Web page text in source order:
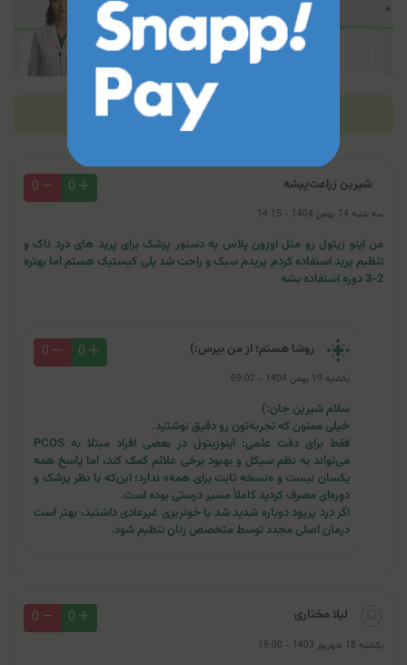
بازخوردها (6)
شیرین زراعت‌پیشه 0
0
سه شنبه 14 بهمن 1404 - 14:15
من اینو زیتول رو مثل اوزون پلاس به دستور پزشک برای پرید های درد ناک و
تنظیم پرید استفاده کردم پریدم سبک و راحت شد پلی کیستیک هستم اما بهتره
2-3 دوره استفاده بشه
روشا هستم؛ از من بپرس:) 0
0
یکشنبه 19 بهمن 1404 - 09:02
سلام شیرین جان:)
خیلی ممنون که تجربه‌تون رو دقیق نوشتید.
فقط برای دقت علمی: اینو‌زیتول در بعضی افراد مبتلا به PCOS
می‌تواند به نظم سیکل و بهبود برخی علائم کمک کند، اما پاسخ همه
یکسان نیست و «نسخه ثابت برای همه» ندارد؛ این‌که با نظر پزشک و
دوره‌ای مصرف کردید کاملاً مسیر درستی بوده است.
اگر درد پریود دوباره شدید شد یا خونریزی غیرعادی داشتید، بهتر است
درمان اصلی مجدد توسط متخصص زنان تنظیم شود.
لیلا مختاری 0
0
یکشنبه 18 شهریور 1403 - 19:00